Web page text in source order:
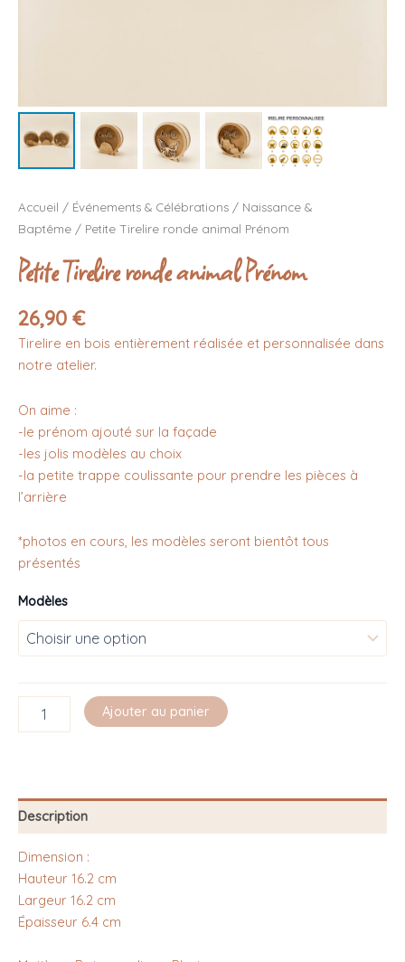
Accueil / Événements & Célébrations / Naissance &
Baptême / Petite Tirelire ronde animal Prénom
Petite Tirelire ronde animal Prénom
26,90 €
Tirelire en bois entièrement réalisée et personnalisée dans
notre atelier.
On aime :
-le prénom ajouté sur la façade
-les jolis modèles au choix
-la petite trappe coulissante pour prendre les pièces à
l’arrière
*photos en cours, les modèles seront bientôt tous
présentés
Modèles
Ajouter au panier
Description
Dimension :
Hauteur 16.2 cm
Largeur 16.2 cm
Épaisseur 6.4 cm